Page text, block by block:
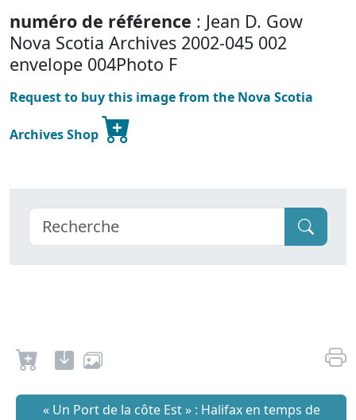
numéro de référence : Jean D. Gow
Nova Scotia Archives 2002-045 002
envelope 004Photo F
Request to buy this image from the Nova Scotia
Archives Shop
« Un Port de la côte Est » : Halifax en temps de